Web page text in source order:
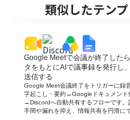
■フローボットの流れ
はじめに、Google
す。
次に、トリガーで
したら」というアクシ
り、指定したGoogle
るとフローが起動しま
続いて、オペレーショ
類似したテン
Google Meetで会議が終了した
タをもとにAIで議事録を発行し
送信する
Google Meet会議終了をトリガーに録
字起こし・要約→Googleドキュメント
→Discordへ自動共有するフローです。
手間や漏れを抑え、情報共有を円滑に